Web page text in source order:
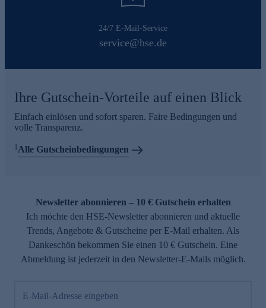
24/7 E-Mail-Service
service@hse.de
Ihre Gutschein-Vorteile auf einen Blick
Einfach einlösen und sofort sparen. Faire Bedingungen und
volle Transparenz.
1Alle Gutscheinbedingungen
Newsletter abonnieren – 10 € Gutschein erhalten
Ich möchte den HSE-Newsletter abonnieren und aktuelle
Trends, Angebote & Gutscheine per E-Mail erhalten. Als
Dankeschön bekommen Sie einen 10 € Gutschein. Eine
Abmeldung ist jederzeit in den Newsletter-E-Mails möglich.
E-Mail-Adresse eingeben